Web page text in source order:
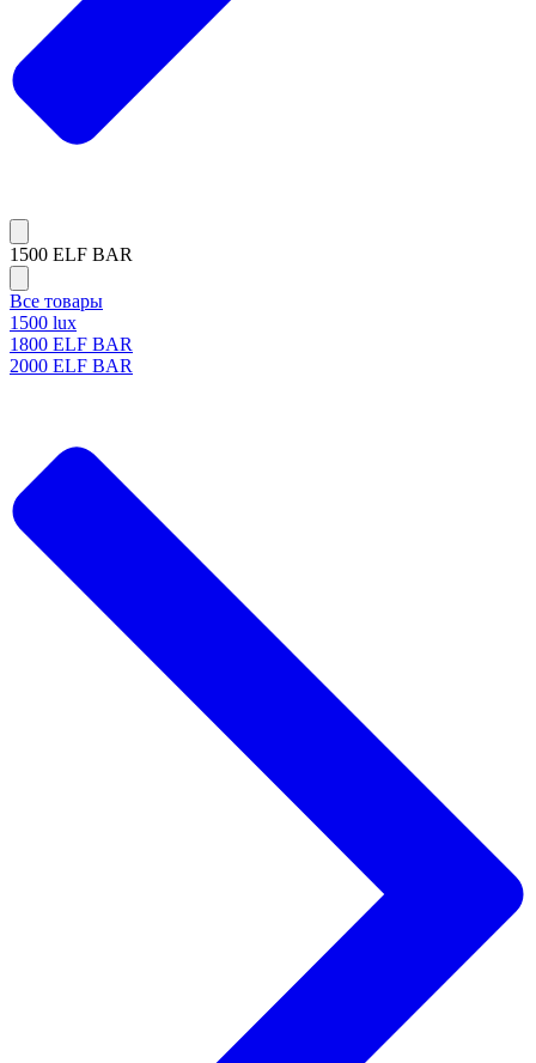
1500 ELF BAR
Все товары
1500 lux
1800 ELF BAR
2000 ELF BAR